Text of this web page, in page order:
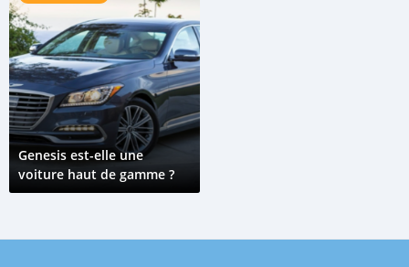
Genesis est-elle une
voiture haut de gamme ?